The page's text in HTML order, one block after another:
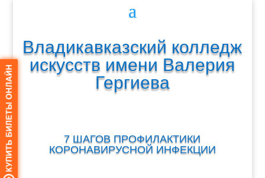
Владикавказский колледж
искусств имени Валерия
Гергиева
7 ШАГОВ ПРОФИЛАКТИКИ
КОРОНАВИРУСНОЙ ИНФЕКЦИИ